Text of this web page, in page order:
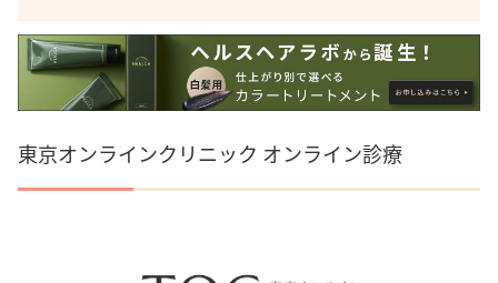
東京オンラインクリニック オンライン診療